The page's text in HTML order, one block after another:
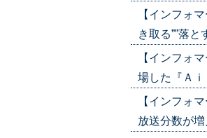
【インフォ
き取る””落
【インフォ
場した『Ａ
【インフォ
放送分数が